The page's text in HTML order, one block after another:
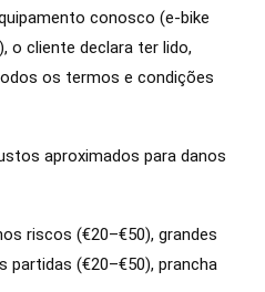
conosco (e-bike
o cliente declara ter lido,
os termos e condições
aproximados para danos
riscos (€20–€50), grandes
partidas (€20–€50), prancha